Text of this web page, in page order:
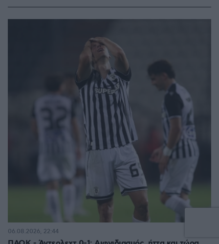
06.08.2026, 22:44